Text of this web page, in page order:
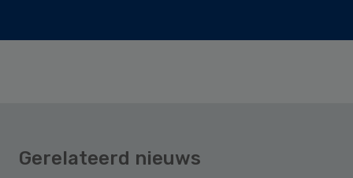
Gerelateerd nieuws